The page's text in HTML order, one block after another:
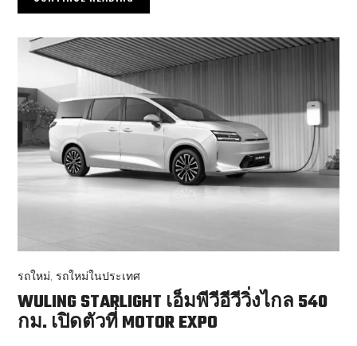
รถใหม่,รถใหม่ในประเทศ
WULING STARLIGHT เอ็มพีวีอีวีวิ่งไกล 540
กม. เปิดตัวที่ MOTOR EXPO